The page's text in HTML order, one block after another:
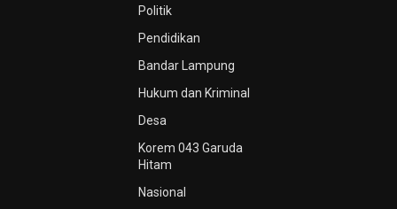
Politik
Pendidikan
Bandar Lampung
Hukum dan Kriminal
Desa
Korem 043 Garuda
Hitam
Nasional